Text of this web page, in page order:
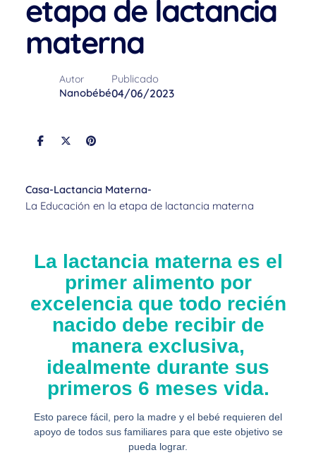
etapa de lactancia
materna
Autor
Nanobébé
Publicado
04/06/2023
Casa-Lactancia Materna-
La Educación en la etapa de lactancia materna
La lactancia materna es el
primer alimento por
excelencia que todo recién
nacido debe recibir de
manera exclusiva,
idealmente durante sus
primeros 6 meses vida.
Esto parece fácil, pero la madre y el bebé requieren del
apoyo de todos sus familiares para que este objetivo se
pueda lograr.